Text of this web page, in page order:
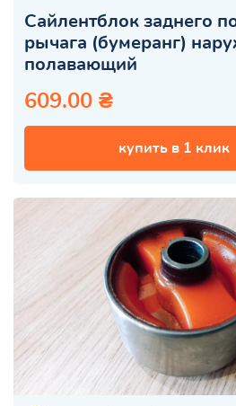
Сайлентблок заднего
рычага (бумеранг)
полавающий
609.00 ₴
купить в 1 клик